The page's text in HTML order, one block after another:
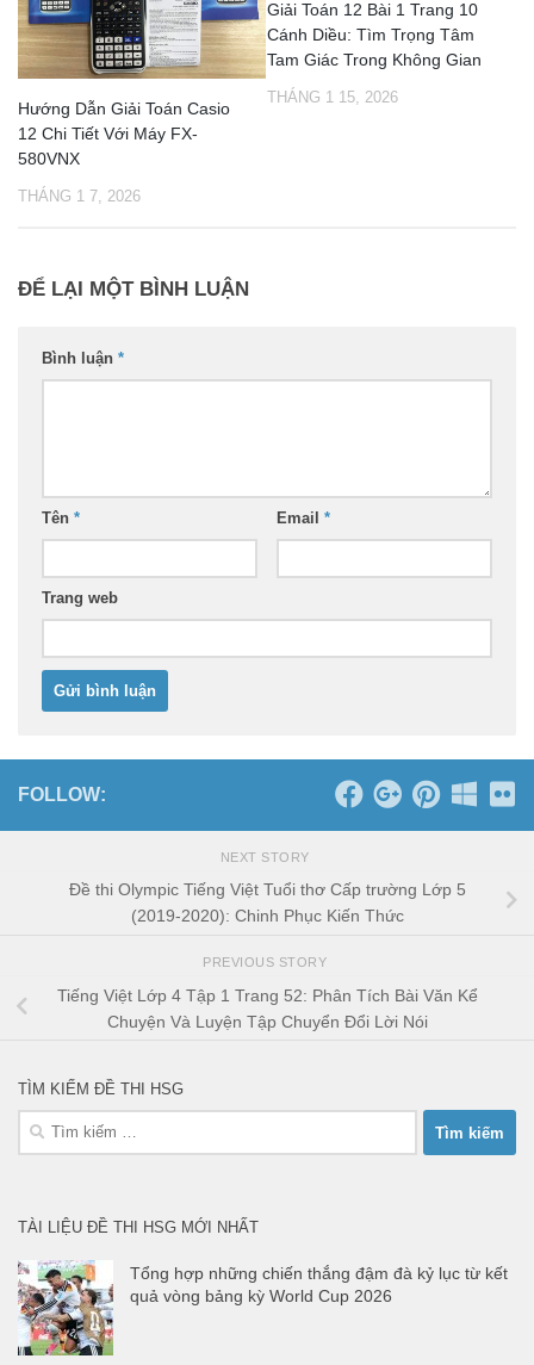
Hướng Dẫn Giải Toán Casio
12 Chi Tiết Với Máy FX-
580VNX
THÁNG 1 7, 2026
Giải Toán 12 Bài 1 Trang 10
Cánh Diều: Tìm Trọng Tâm
Tam Giác Trong Không Gian
THÁNG 1 15, 2026
ĐỂ LẠI MỘT BÌNH LUẬN
Bình luận *
Tên * Email *
Trang web
FOLLOW:
NEXT STORY
Đề thi Olympic Tiếng Việt Tuổi thơ Cấp trường Lớp 5
(2019-2020): Chinh Phục Kiến Thức
PREVIOUS STORY
Tiếng Việt Lớp 4 Tập 1 Trang 52: Phân Tích Bài Văn Kể
Chuyện Và Luyện Tập Chuyển Đổi Lời Nói
TÌM KIẾM ĐỀ THI HSG
Tìm
TÀI LIỆU ĐỀ THI HSG MỚI NHẤT
Tổng hợp những chiến thắng đậm đà kỷ lục từ kết
quả vòng bảng kỳ World Cup 2026